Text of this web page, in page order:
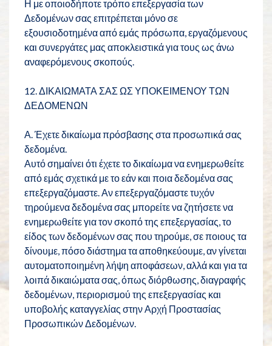
Η με οποιοδήποτε τρόπο επεξεργασία των
Δεδομένων σας επιτρέπεται μόνο σε
εξουσιοδοτημένα από εμάς πρόσωπα, εργαζόμενους
και συνεργάτες μας αποκλειστικά για τους ως άνω
αναφερόμενους σκοπούς.
12. ΔΙΚΑΙΩΜΑΤΑ ΣΑΣ ΩΣ ΥΠΟΚΕΙΜΕΝΟΥ ΤΩΝ
ΔΕΔΟΜΕΝΩΝ
Α. Έχετε δικαίωμα πρόσβασης στα προσωπικά σας
δεδομένα.
Αυτό σημαίνει ότι έχετε το δικαίωμα να ενημερωθείτε
από εμάς σχετικά με το εάν και ποια δεδομένα σας
επεξεργαζόμαστε. Αν επεξεργαζόμαστε τυχόν
τηρούμενα δεδομένα σας μπορείτε να ζητήσετε να
ενημερωθείτε για τον σκοπό της επεξεργασίας, το
είδος των δεδομένων σας που τηρούμε, σε ποιους τα
δίνουμε, πόσο διάστημα τα αποθηκεύουμε, αν γίνεται
αυτοματοποιημένη λήψη αποφάσεων, αλλά και για τα
λοιπά δικαιώματα σας, όπως διόρθωσης, διαγραφής
δεδομένων, περιορισμού της επεξεργασίας και
υποβολής καταγγελίας στην Αρχή Προστασίας
Προσωπικών Δεδομένων.